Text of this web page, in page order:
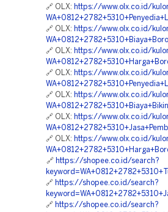
🔗 OLX: https://www.olx.co.id/
🔗 OLX: https://www.olx.co.id/
🔗 OLX: https://www.olx.co.id/
🔗 OLX: https://www.olx.co.id/
🔗 OLX: https://www.olx.co.id/
🔗 OLX: https://www.olx.co.id/
🔗 OLX: https://www.olx.co.id/
🔗 https://shopee.co.id/search?
🔗 https://shopee.co.id/search?
🔗 https://shopee.co.id/search?